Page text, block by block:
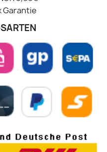
Garantie